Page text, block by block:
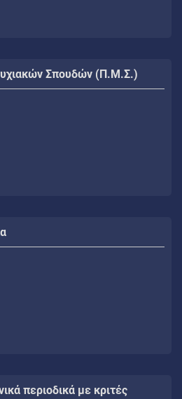
Σπουδών (Π.Μ.Σ.)
περιοδικά με κριτές